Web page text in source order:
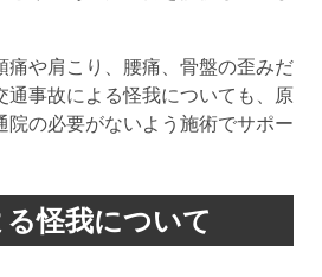
痛や肩こり、腰痛、骨盤の歪みだ
通事故による怪我についても、原
院の必要がないよう施術でサポー
怪我について